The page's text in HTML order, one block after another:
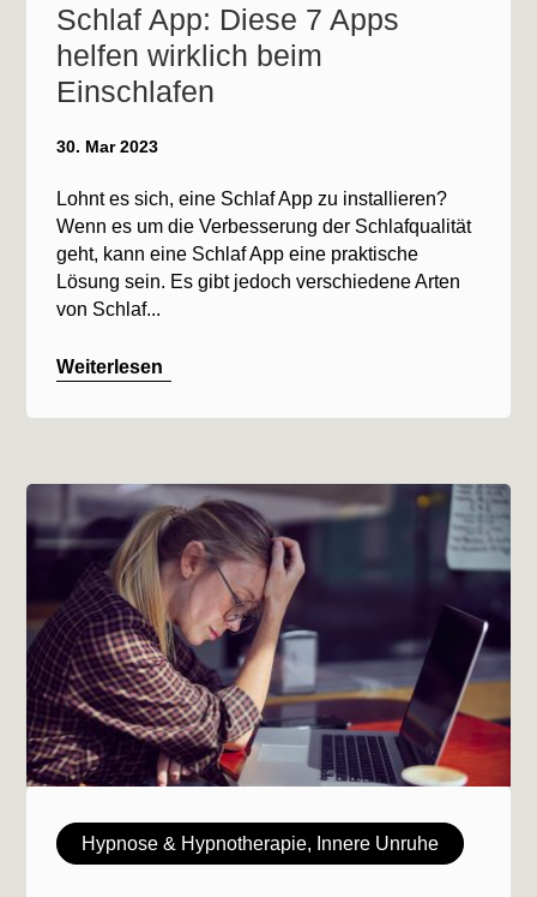
Schlaf App: Diese 7 Apps
helfen wirklich beim
Einschlafen
30. Mar 2023
Lohnt es sich, eine Schlaf App zu installieren?
Wenn es um die Verbesserung der Schlafqualität
geht, kann eine Schlaf App eine praktische
Lösung sein. Es gibt jedoch verschiedene Arten
von Schlaf...
Weiterlesen
Hypnose & Hypnotherapie, Innere Unruhe